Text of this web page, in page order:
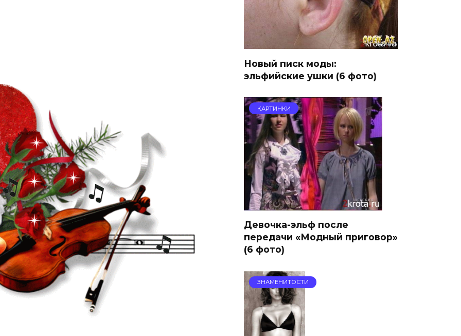
Новый писк моды:
эльфийские ушки (6 фото)
КАРТИНКИ
Девочка-эльф после
передачи «Модный приговор»
(6 фото)
ЗНАМЕНИТОСТИ